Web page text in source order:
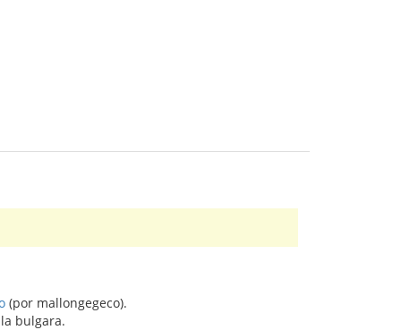
(por mallongegeco).
bulgara.